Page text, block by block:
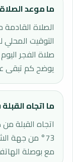
ما موعد
التوقيت
صلاة الفجر
يوضح كم تبقى
ما اتجاه
اتجاه القبلة
73° من جهة
مع بوصلة